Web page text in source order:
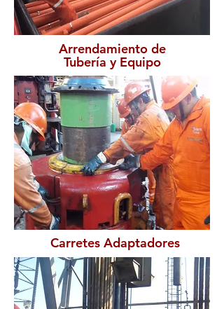
Carretes Adaptadores
Arrendamiento de
Tubería y Equipo